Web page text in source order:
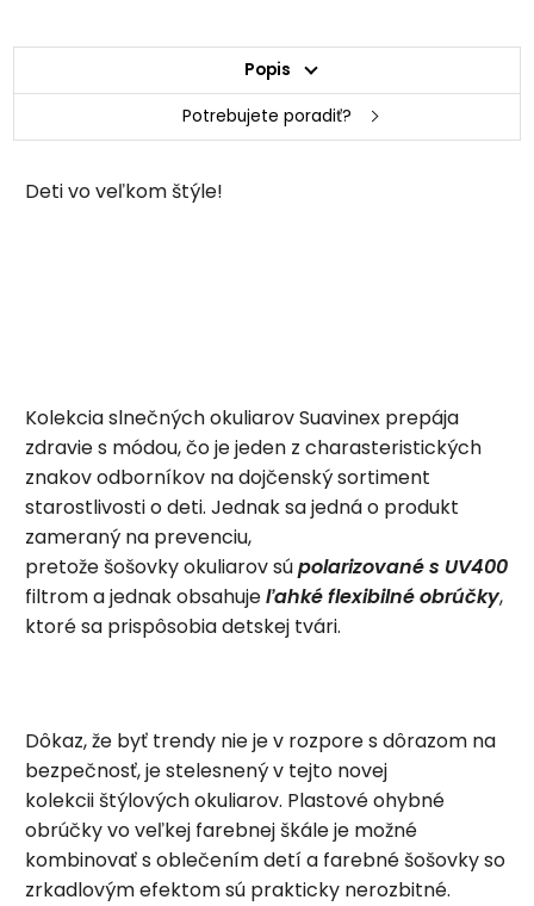
Popis
Potrebujete poradiť?
Deti vo veľkom štýle!
Kolekcia slnečných okuliarov Suavinex prepája
zdravie s módou, čo je jeden z charasteristických
znakov odborníkov na dojčenský sortiment
starostlivosti o deti. Jednak sa jedná o produkt
zameraný na prevenciu,
pretože šošovky okuliarov súpolarizované s UV400
filtrom a jednak obsahujeľahké flexibilné obrúčky,
ktoré sa prispôsobia detskej tvári.
Dôkaz, že byť trendy nie je v rozpore s dôrazom na
bezpečnosť, je stelesnený v tejto novej
kolekcii štýlových okuliarov. Plastové ohybné
obrúčky vo veľkej farebnej škále je možné
kombinovať s oblečením detí a farebné šošovky so
zrkadlovým efektom sú prakticky nerozbitné.